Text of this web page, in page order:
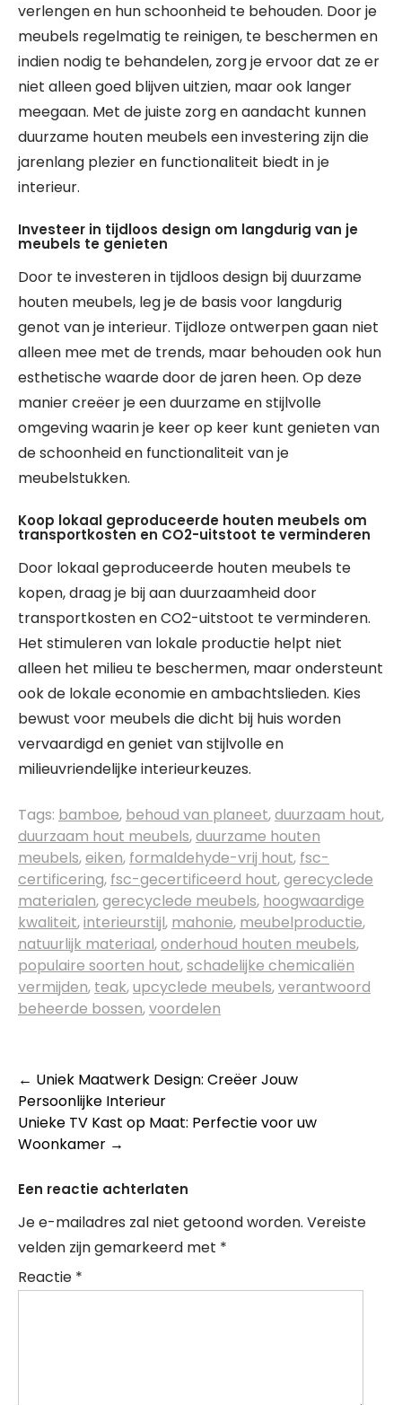
verlengen en hun schoonheid te behouden. Door je
meubels regelmatig te reinigen, te beschermen en
indien nodig te behandelen, zorg je ervoor dat ze er
niet alleen goed blijven uitzien, maar ook langer
meegaan. Met de juiste zorg en aandacht kunnen
duurzame houten meubels een investering zijn die
jarenlang plezier en functionaliteit biedt in je
interieur.
Investeer in tijdloos design om langdurig van je
meubels te genieten
Door te investeren in tijdloos design bij duurzame
houten meubels, leg je de basis voor langdurig
genot van je interieur. Tijdloze ontwerpen gaan niet
alleen mee met de trends, maar behouden ook hun
esthetische waarde door de jaren heen. Op deze
manier creëer je een duurzame en stijlvolle
omgeving waarin je keer op keer kunt genieten van
de schoonheid en functionaliteit van je
meubelstukken.
Koop lokaal geproduceerde houten meubels om
transportkosten en CO2-uitstoot te verminderen
Door lokaal geproduceerde houten meubels te
kopen, draag je bij aan duurzaamheid door
transportkosten en CO2-uitstoot te verminderen.
Het stimuleren van lokale productie helpt niet
alleen het milieu te beschermen, maar ondersteunt
ook de lokale economie en ambachtslieden. Kies
bewust voor meubels die dicht bij huis worden
vervaardigd en geniet van stijlvolle en
milieuvriendelijke interieurkeuzes.
Tags: bamboe, behoud van planeet,duurzaam hout,
duurzaam hout meubels,duurzame houten
meubels,eiken, formaldehyde-vrij hout, fsc-
certificering, fsc-gecertificeerd hout,gerecyclede
materialen,gerecyclede meubels, hoogwaardige
kwaliteit,interieurstijl, mahonie, meubelproductie,
natuurlijk materiaal,onderhoud houten meubels,
populaire soorten hout,schadelijke chemicaliën
vermijden, teak,upcyclede meubels,verantwoord
beheerde bossen,voordelen
Berichtnavigatie
← Uniek Maatwerk Design: Creëer Jouw
Persoonlijke Interieur
Unieke TV Kast op Maat: Perfectie voor uw
Woonkamer →
Een reactie achterlaten
Je e-mailadres zal niet getoond worden. Vereiste
velden zijn gemarkeerd met *
Reactie *